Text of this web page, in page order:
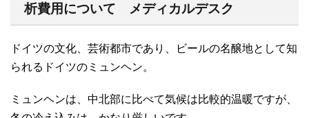
析費用について メディカルデスク
ドイツの文化、芸術都市であり、ビールの名醸地として知
られるドイツのミュンヘン。
ミュンヘンは、中北部に比べて気候は比較的温暖ですが、